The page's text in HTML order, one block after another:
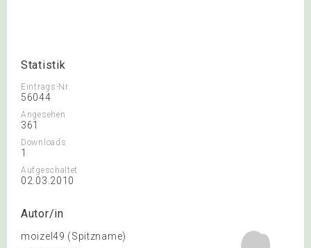
Statistik
Eintrags-Nr.
56044
Angesehen
361
Downloads
1
Aufgeschaltet
02.03.2010
Autor/in
moizel49 (Spitzname)